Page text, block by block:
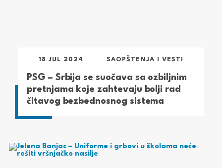
18 JUL 2024 SAOPŠTENJA I VESTI
PSG – Srbija se suočava sa ozbiljnim
pretnjama koje zahtevaju bolji rad
čitavog bezbednosnog sistema